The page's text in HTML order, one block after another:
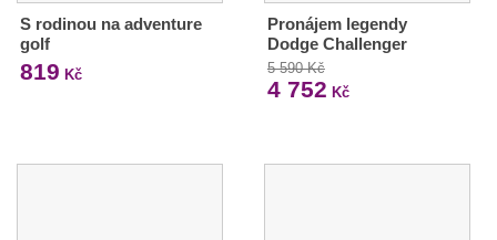
S rodinou na adventure
golf
819 Kč
Pronájem legendy
Dodge Challenger
5 590 Kč
4 752 Kč